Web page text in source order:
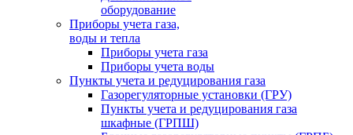
оборудование
Приборы учета газа,
воды и тепла
Приборы учета газа
Приборы учета воды
Пункты учета и редуцирования газа
Газорегуляторные установки (ГРУ)
Пункты учета и редуцирования газа
шкафные (ГРПШ)